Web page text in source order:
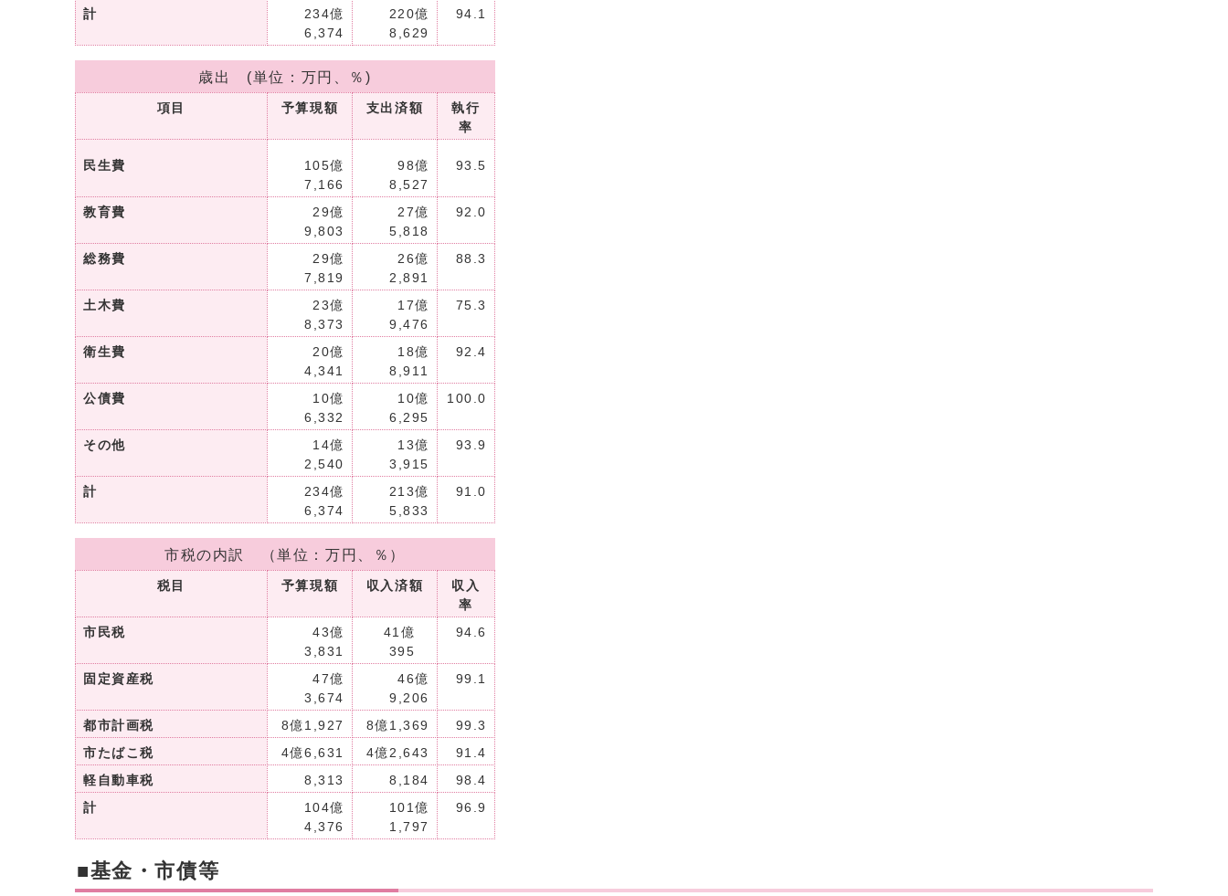
計
234億
6,374
220億
8,629
94.1
歳出 (単位：万円、％)
項目 予算現額 支出済額
執行
率
民生費
105億
7,166
98億
8,527
93.5
教育費
29億
9,803
27億
5,818
92.0
総務費
29億
7,819
26億
2,891
88.3
土木費
23億
8,373
17億
9,476
75.3
衛生費
20億
4,341
18億
8,911
92.4
公債費
10億
6,332
10億
6,295
100.0
その他
14億
2,540
13億
3,915
93.9
計
234億
6,374
213億
5,833
91.0
市税の内訳 （単位：万円、％）
税目 予算現額 収入済額
収入
率
市民税
43億
3,831
41億
395
94.6
固定資産税
47億
3,674
46億
9,206
99.1
都市計画税 8億1,927 8億1,369
99.3
市たばこ税
4億6,631 4億2,643
91.4
軽自動車税
8,313 8,184
98.4
計
104億
4,376
101億
1,797
96.9
■基金・市債等